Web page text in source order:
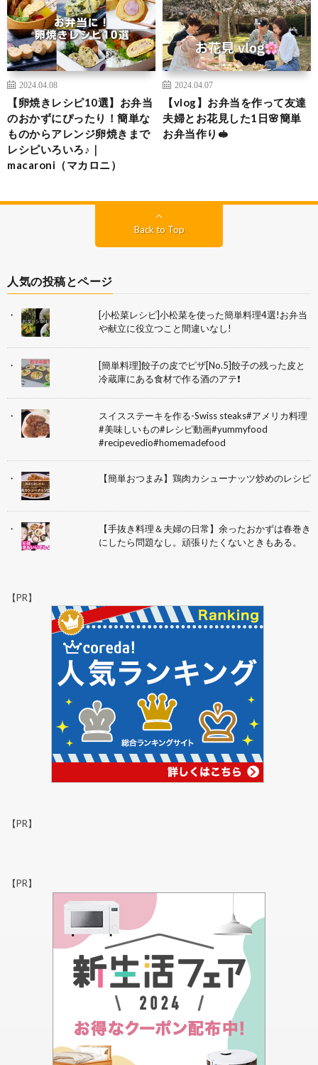
2024.04.08
【卵焼きレシピ10選】お弁当
のおかずにぴったり！簡単な
ものからアレンジ卵焼きまで
レシピいろいろ♪｜
macaroni（マカロニ）
2024.04.07
【vlog】お弁当を作って友達
夫婦とお花見した1日🌸簡単
お弁当作り🥪
Back to Top
人気の投稿とページ
[小松菜レシピ]小松菜を使った簡単料理4選!お弁当
や献立に役立つこと間違いなし!
[簡単料理]餃子の皮でピザ[No.5]餃子の残った皮と
冷蔵庫にある食材で作る酒のアテ❗
スイスステーキを作る-Swiss steaks#アメリカ料理
#美味しいもの#レシピ動画#yummyfood
#recipevedio#homemadefood
【簡単おつまみ】鶏肉カシューナッツ炒めのレシピ
【手抜き料理＆夫婦の日常】余ったおかずは春巻き
にしたら問題なし。頑張りたくないときもある。
【PR】
【PR】
【PR】